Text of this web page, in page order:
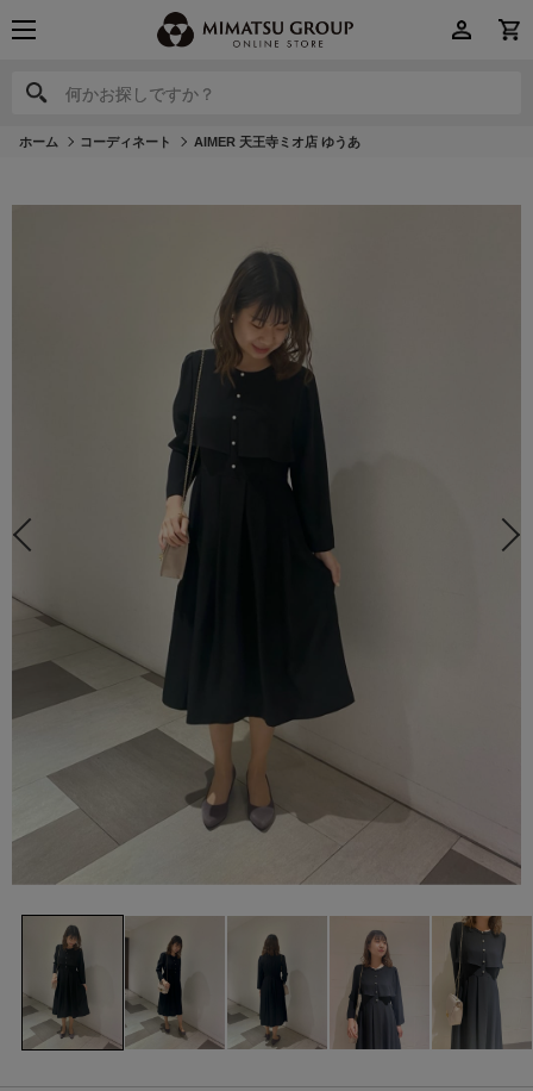
何かお探しですか？
何かお探しですか？
ホーム コーディネート AIMER 天王寺ミオ店 ゆうあ